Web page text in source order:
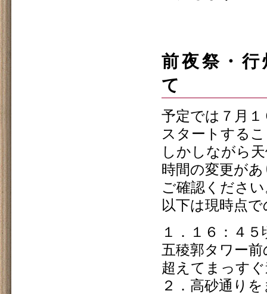
前夜祭・
て
予定では７月
スタートする
しかしながら
時間の変更が
ご確認くださ
以下は現時点
１．１６：４
五稜郭タワー
超えてまっす
２．高砂通り